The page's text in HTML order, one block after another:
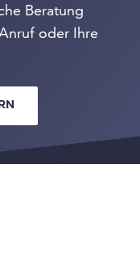
Beratung
oder Ihre